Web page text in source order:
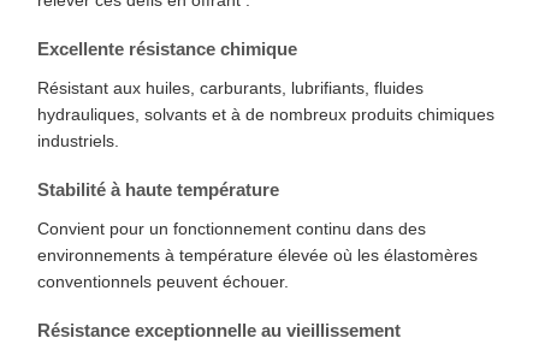
Excellente résistance chimique
Résistant aux huiles, carburants, lubrifiants, fluides
hydrauliques, solvants et à de nombreux produits chimiques
industriels.
Stabilité à haute température
Convient pour un fonctionnement continu dans des
environnements à température élevée où les élastomères
conventionnels peuvent échouer.
Résistance exceptionnelle au vieillissement